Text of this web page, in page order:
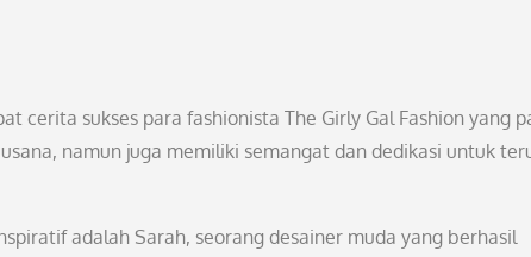
cerita sukses para fashionista The Girly Gal Fashion yang
namun juga memiliki semangat dan dedikasi untuk
adalah Sarah, seorang desainer muda yang berhasil